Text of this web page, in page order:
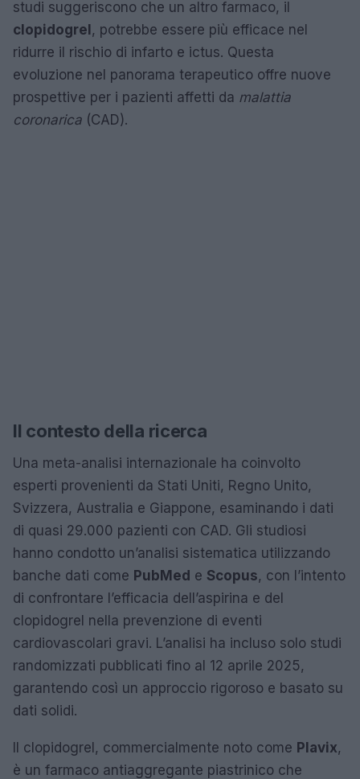
studi suggeriscono che un altro farmaco, il
clopidogrel, potrebbe essere più efficace nel
ridurre il rischio di infarto e ictus. Questa
evoluzione nel panorama terapeutico offre nuove
prospettive per i pazienti affetti da malattia
coronarica (CAD).
Il contesto della ricerca
Una meta-analisi internazionale ha coinvolto
esperti provenienti da Stati Uniti, Regno Unito,
Svizzera, Australia e Giappone, esaminando i dati
di quasi 29.000 pazienti con CAD. Gli studiosi
hanno condotto un’analisi sistematica utilizzando
banche dati come PubMed e Scopus, con l’intento
di confrontare l’efficacia dell’aspirina e del
clopidogrel nella prevenzione di eventi
cardiovascolari gravi. L’analisi ha incluso solo studi
randomizzati pubblicati fino al 12 aprile 2025,
garantendo così un approccio rigoroso e basato su
dati solidi.
Il clopidogrel, commercialmente noto come Plavix,
è un farmaco antiaggregante piastrinico che